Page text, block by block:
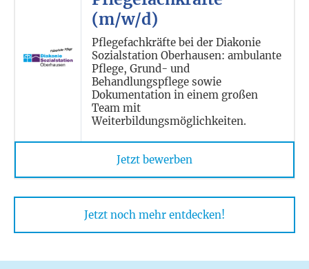
(m/w/d)
Pflegefachkräfte bei der Diakonie
Sozialstation Oberhausen: ambulante
Pflege, Grund- und
Behandlungspflege sowie
Dokumentation in einem großen
Team mit
Weiterbildungsmöglichkeiten.
Jetzt bewerben
Jetzt noch mehr entdecken!